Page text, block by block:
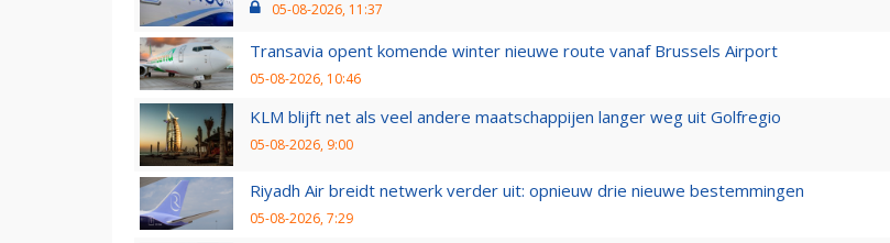
05-08-2026, 11:37
Transavia opent komende winter nieuwe route vanaf Brussels Airport
05-08-2026, 10:46
KLM blijft net als veel andere maatschappijen langer weg uit Golfregio
05-08-2026, 9:00
Riyadh Air breidt netwerk verder uit: opnieuw drie nieuwe bestemmingen
05-08-2026, 7:29